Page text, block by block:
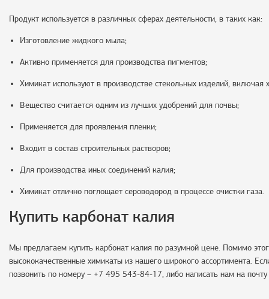
Продукт используется в различных сферах деятельности, в таких как:
Изготовление жидкого мыла;
Активно применяется для производства пигментов;
Химикат используют в производстве стекольных изделий, включая
Вещество считается одним из лучших удобрений для почвы;
Применяется для проявления пленки;
Входит в состав строительных растворов;
Для производства иных соединений калия;
Химикат отлично поглощает сероводород в процессе очистки газа.
Купить карбонат калия
Мы предлагаем купить карбонат калия по разумной цене. Помимо
высококачественные химикаты из нашего широкого ассортимента.
позвонить по номеру – +7 495 543-84-17, либо написать нам на почту